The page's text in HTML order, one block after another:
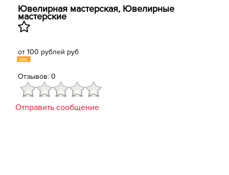
Ювелирная мастерская, ​Ювелирные
мастерские
от 100 рублей руб
шт.
Отзывов: 0
Отправить сообщение